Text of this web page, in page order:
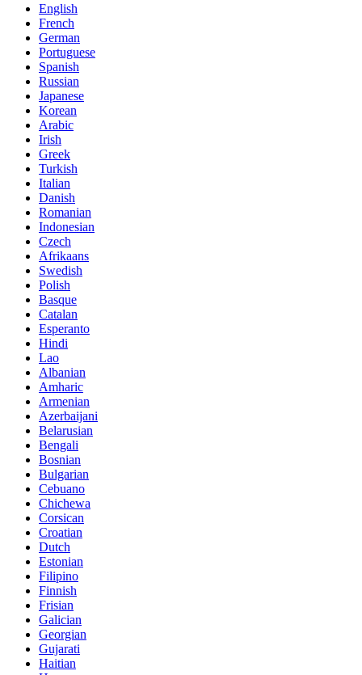
English
French
German
Portuguese
Spanish
Russian
Japanese
Korean
Arabic
Irish
Greek
Turkish
Italian
Danish
Romanian
Indonesian
Czech
Afrikaans
Swedish
Polish
Basque
Catalan
Esperanto
Hindi
Lao
Albanian
Amharic
Armenian
Azerbaijani
Belarusian
Bengali
Bosnian
Bulgarian
Cebuano
Chichewa
Corsican
Croatian
Dutch
Estonian
Filipino
Finnish
Frisian
Galician
Georgian
Gujarati
Haitian